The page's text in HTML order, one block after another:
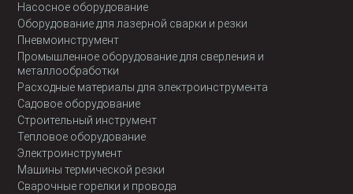
Насосное оборудование
Оборудование для лазерной сварки и резки
Пневмоинструмент
Промышленное оборудование для сверления и
металлообработки
Расходные материалы для электроинструмента
Садовое оборудование
Строительный инструмент
Тепловое оборудование
Электроинструмент
Машины термической резки
Сварочные горелки и провода